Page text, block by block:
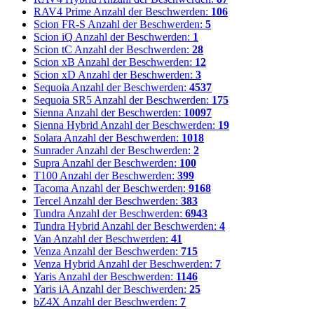
RAV4 Prime Anzahl der Beschwerden: 106
Scion FR-S Anzahl der Beschwerden: 5
Scion iQ Anzahl der Beschwerden: 1
Scion tC Anzahl der Beschwerden: 28
Scion xB Anzahl der Beschwerden: 12
Scion xD Anzahl der Beschwerden: 3
Sequoia Anzahl der Beschwerden: 4537
Sequoia SR5 Anzahl der Beschwerden: 175
Sienna Anzahl der Beschwerden: 10097
Sienna Hybrid Anzahl der Beschwerden: 19
Solara Anzahl der Beschwerden: 1018
Sunrader Anzahl der Beschwerden: 2
Supra Anzahl der Beschwerden: 100
T100 Anzahl der Beschwerden: 399
Tacoma Anzahl der Beschwerden: 9168
Tercel Anzahl der Beschwerden: 383
Tundra Anzahl der Beschwerden: 6943
Tundra Hybrid Anzahl der Beschwerden: 4
Van Anzahl der Beschwerden: 41
Venza Anzahl der Beschwerden: 715
Venza Hybrid Anzahl der Beschwerden: 7
Yaris Anzahl der Beschwerden: 1146
Yaris iA Anzahl der Beschwerden: 25
bZ4X Anzahl der Beschwerden: 7